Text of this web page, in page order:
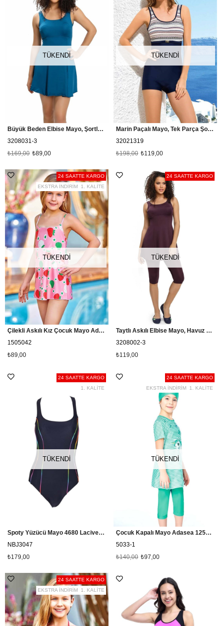
TÜKENDI
Büyük Beden Elbise Mayo, Şortlu Etekli Mayo Cesa 3208031 Petrol
3208031-3
₺89,00
₺169,00
TÜKENDI
Marin Paçalı Mayo, Tek Parça Şortlu Mayo Lanna 32021319
32021319
₺119,00
₺198,00
TÜKENDI
Çilekli Askılı Kız Çocuk Mayo Adasea 1505042 Pembe
1505042
₺89,00
24 SAATTE KARGO
1. KALİTE
EKSTRA İNDİRİM
TÜKENDI
Taytlı Askılı Elbise Mayo, Havuz Mayo Cersy 3208002 Mürdüm
3208002-3
₺119,00
24 SAATTE KARGO
TÜKENDI
Spoty Yüzücü Mayo 4680 Lacivert Badelina
NBJ3047
₺179,00
24 SAATTE KARGO
1. KALİTE
TÜKENDI
Çocuk Kapalı Mayo Adasea 125033 Yeşil
5033-1
₺97,00
₺140,00
24 SAATTE KARGO
1. KALİTE
EKSTRA İNDİRİM
24 SAATTE KARGO
1. KALİTE
EKSTRA İNDİRİM